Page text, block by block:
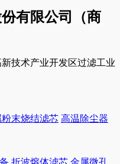
有限公司（商
技术产业开发区过滤工业
末烧结滤芯 高温除尘器